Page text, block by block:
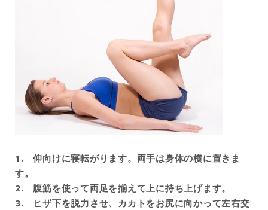
1. 仰向けに寝転がります。両手は身体の横に置きま
す。
2. 腹筋を使って両足を揃えて上に持ち上げます。
3. ヒザ下を脱力させ、カカトをお尻に向かって左右交